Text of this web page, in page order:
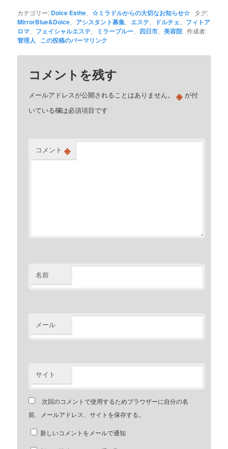
カテゴリー: Dolce Esthe 、☆ミラドルからの大切なお知らせ☆ タグ:
MirrorBlue&Dolce アシスタント募集 エステ ドルチェ
フィトア
ロマ
フェイシャルエステ ミラーブルー 四日市 、美容院 作成者:
管理人 この投稿のパーマリンク
コメントを残す
メールアドレスが公開されることはありません。 ※ が付
いている欄は必須項目です
コメント ※
名前
メール
サイト
次回のコメントで使用するためブラウザーに自分の名
前、メールアドレス、サイトを保存する。
新しいコメントをメールで通知